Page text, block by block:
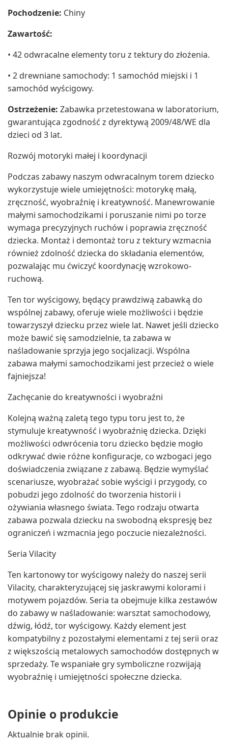
Pochodzenie: Chiny
Zawartość:
• 42 odwracalne elementy toru z tektury do złożenia.
• 2 drewniane samochody: 1 samochód miejski i 1
samochód wyścigowy.
Ostrzeżenie: Zabawka przetestowana w laboratorium,
gwarantująca zgodność z dyrektywą 2009/48/WE dla
dzieci od 3 lat.
Rozwój motoryki małej i koordynacji
Podczas zabawy naszym odwracalnym torem dziecko
wykorzystuje wiele umiejętności: motorykę małą,
zręczność, wyobraźnię i kreatywność. Manewrowanie
małymi samochodzikami i poruszanie nimi po torze
wymaga precyzyjnych ruchów i poprawia zręczność
dziecka. Montaż i demontaż toru z tektury wzmacnia
również zdolność dziecka do składania elementów,
pozwalając mu ćwiczyć koordynację wzrokowo-
ruchową.
Ten tor wyścigowy, będący prawdziwą zabawką do
wspólnej zabawy, oferuje wiele możliwości i będzie
towarzyszył dziecku przez wiele lat. Nawet jeśli dziecko
może bawić się samodzielnie, ta zabawa w
naśladowanie sprzyja jego socjalizacji. Wspólna
zabawa małymi samochodzikami jest przecież o wiele
fajniejsza!
Zachęcanie do kreatywności i wyobraźni
Kolejną ważną zaletą tego typu toru jest to, że
stymuluje kreatywność i wyobraźnię dziecka. Dzięki
możliwości odwrócenia toru dziecko będzie mogło
odkrywać dwie różne konfiguracje, co wzbogaci jego
doświadczenia związane z zabawą. Będzie wymyślać
scenariusze, wyobrażać sobie wyścigi i przygody, co
pobudzi jego zdolność do tworzenia historii i
ożywiania własnego świata. Tego rodzaju otwarta
zabawa pozwala dziecku na swobodną ekspresję bez
ograniczeń i wzmacnia jego poczucie niezależności.
Seria Vilacity
Ten kartonowy tor wyścigowy należy do naszej serii
Vilacity, charakteryzującej się jaskrawymi kolorami i
motywem pojazdów. Seria ta obejmuje kilka zestawów
do zabawy w naśladowanie: warsztat samochodowy,
dźwig, łódź, tor wyścigowy. Każdy element jest
kompatybilny z pozostałymi elementami z tej serii oraz
z większością metalowych samochodów dostępnych w
sprzedaży. Te wspaniałe gry symboliczne rozwijają
wyobraźnię i umiejętności społeczne dziecka.
Opinie o produkcie
Aktualnie brak opinii.